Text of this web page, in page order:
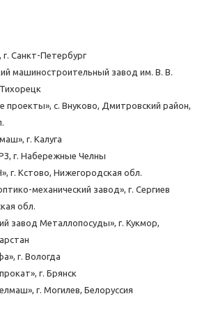
Санкт-Петербург
машиностроительный завод им. В. В.
проекты», с. Внуково, Дмитровский район,
г. Калуга
г. Набережные Челны
г. Кстово, Нижегородская обл.
механический завод», г. Сергиев
обл.
завод Металлопосуды», г. Кукмор,
г. Вологда
г. Брянск
г. Могилев, Белоруссия